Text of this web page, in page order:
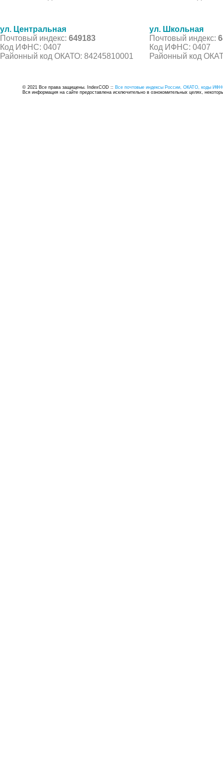
ул. Центральная
Почтовый индекс: 649183
Код ИФНС: 0407
Районный код ОКАТО: 84245810001
ул. Школьная
Почтовый индекс:
Код ИФНС: 0407
Районный код
© 2021 Все права защищены. IndexCOD :: Все почтовые индексы России, ОКАТО, коды
Вся информация на сайте предоставлена исключительно в ознокомительных целях,